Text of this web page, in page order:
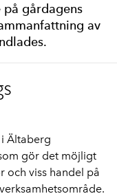
gårdagens
av
Ältaberg
gör det möjligt
och viss handel på